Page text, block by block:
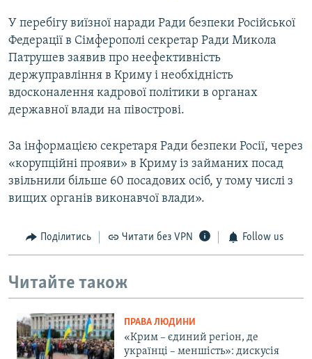
У перебігу виїзної наради Ради безпеки Російської
Федерації в Сімферополі секретар Ради Микола
Патрушев заявив про неефективність
держуправління в Криму і необхідність
вдосконалення кадрової політики в органах
державної влади на півострові.
За інформацією секретаря Ради безпеки Росії, через
«корупційні прояви» в Криму із займаних посад
звільнили більше 60 посадових осіб, у тому числі з
вищих органів виконавчої влади».
Поділитись Читати без VPN Follow us
Читайте також
ПРАВА ЛЮДИНИ
«Крим – єдиний регіон, де
українці – меншість»: дискусія